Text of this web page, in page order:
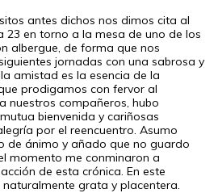
antes dichos nos dimos cita al
23 en torno a la mesa de uno de los
albergue, de forma que nos
jornadas con una sabrosa y
amistad es la esencia de la
prodigamos con fervor al
nuestros compañeros, hubo
bienvenida y cariñosas
por el reencuentro. Asumo
de ánimo y añado que no guardo
momento me conminaron a
de esta crónica. En este
grata y placentera.